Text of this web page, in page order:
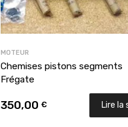
MOTEUR
Chemises pistons segments
Frégate
350,00 € Lire la